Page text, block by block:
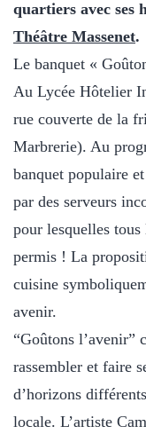
quartiers avec ses
Théâtre Massenet.
Le banquet «
Au Lycée Hôtelier
rue couverte de la
Marbrerie). Au
banquet populaire
par des serveurs
pour lesquelles tous
permis ! La
cuisine
avenir.
“Goûtons l’avenir”
rassembler et faire
d’horizons
locale. L’artiste